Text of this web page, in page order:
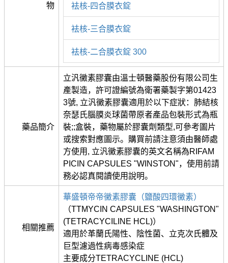
物
袪核-四合膜衣錠
袪核-三合膜衣錠
袪核-二合膜衣錠 300
藥品簡介
立汎黴素膠囊由溫士頓醫藥股份有限公司生
產製造，許可證編號為衛署藥製字第01423
3號, 立汎黴素膠囊適用於以下症狀：肺結核
奈瑟氏腦膜炎球菌帶原者產品包裝形式為瓶
裝;;盒裝，藥物屬於膠囊劑類型,可參考圖片
或搜索對應圖示。購買前請注意須由醫師處
方使用, 立汎黴素膠囊的英文名稱為RIFAM
PICIN CAPSULES "WINSTON"，使用前請
務必認真閱讀使用說明。
相關推薦
華盛頓帝帝黴素膠囊（鹽酸四環黴素）
（TTMYCIN CAPSULES "WASHINGTON"
(TETRACYCILINE HCL)）
適用於革蘭氏陽性、陰性菌、立克次氏體及
巨型濾過性病毒感染症
主要成分TETRACYCLINE (HCL)